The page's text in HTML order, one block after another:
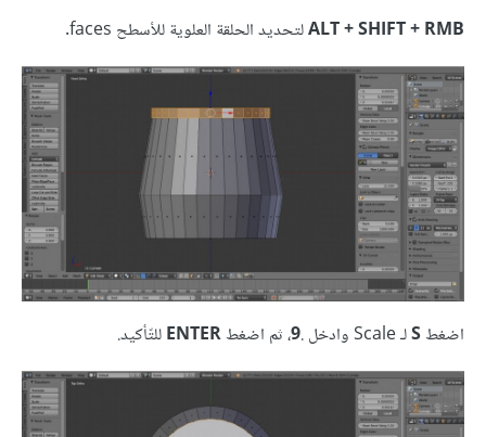
ALT + SHIFT + RMBلتحديد الحلقة العلوية للأسطح faces.
اضغطSلـ Scale وادخل . 9، ثم اضغطENTERللتّأكيد.